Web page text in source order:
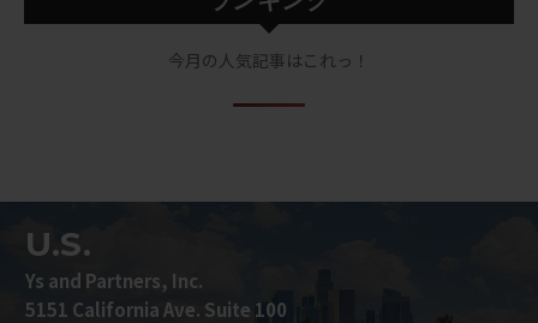
今月の人気記事はこれっ！
U.S.
Ys and Partners, Inc.
5151 California Ave. Suite 100